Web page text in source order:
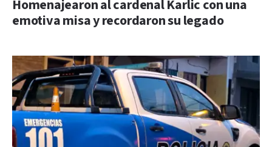
Homenajearon al cardenal Karlic con una
emotiva misa y recordaron su legado